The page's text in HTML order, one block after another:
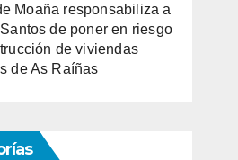
Moaña responsabiliza a
de poner en riesgo
de viviendas
de As Raíñas